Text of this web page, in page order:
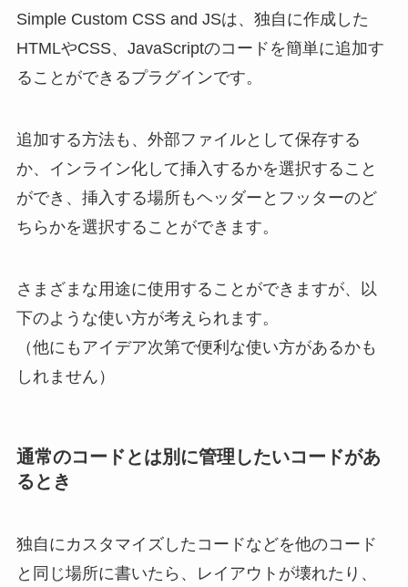
Simple Custom CSS and JSは、独自に作成した
HTMLやCSS、JavaScriptのコードを簡単に追加す
ることができるプラグインです。
追加する方法も、外部ファイルとして保存する
か、インライン化して挿入するかを選択すること
ができ、挿入する場所もヘッダーとフッターのど
ちらかを選択することができます。
さまざまな用途に使用することができますが、以
下のような使い方が考えられます。
（他にもアイデア次第で便利な使い方があるかも
しれません）
通常のコードとは別に管理したいコードがあ
るとき
独自にカスタマイズしたコードなどを他のコード
と同じ場所に書いたら、レイアウトが壊れたり、